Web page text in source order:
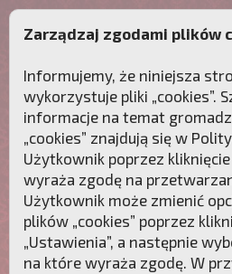
Zarządzaj zgodami plików
Informujemy, że niniejsza
wykorzystuje pliki „cookies”.
informacje na temat
„cookies” znajdują się w
Użytkownik poprzez kliknięcie
wyraża zgodę na
Użytkownik może zmienić
plików „cookies” poprzez
„Ustawienia”, a następnie
na które wyraża zgodę. W